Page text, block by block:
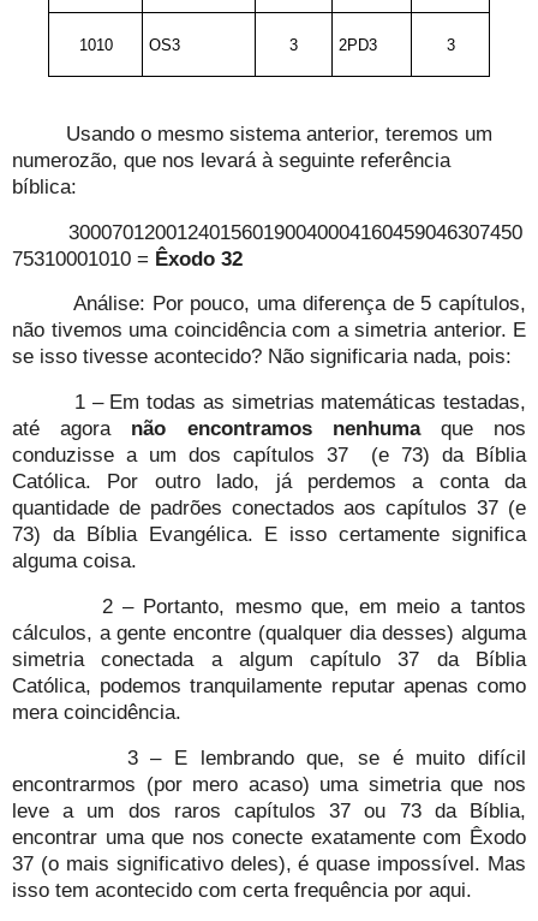
1010 OS3 3 2PD3 3
Usando o mesmo sistema anterior, teremos um
numerozão, que nos levará à seguinte referência
bíblica:
300070120012401560190040004160459046307450
75310001010 = Êxodo 32
Análise: Por pouco, uma diferença de 5 capítulos,
não tivemos uma coincidência com a simetria anterior. E
se isso tivesse acontecido? Não significaria nada, pois:
1 – Em todas as simetrias matemáticas testadas,
até agora não encontramos nenhumaque nos
conduzisse a um dos capítulos 37
(e 73) da Bíblia
Católica. Por outro lado, já perdemos a conta da
quantidade de padrões conectados aos capítulos 37 (e
73) da Bíblia Evangélica. E isso certamente significa
alguma coisa.
2 – Portanto, mesmo que, em meio a tantos
cálculos, a gente encontre (qualquer dia desses) alguma
simetria conectada a algum capítulo 37 da Bíblia
Católica, podemos tranquilamente reputar apenas como
mera coincidência.
3 – E lembrando que, se é muito difícil
encontrarmos (por mero acaso) uma simetria que nos
leve a um dos raros capítulos 37 ou 73 da Bíblia,
encontrar uma que nos conecte exatamente com Êxodo
37 (o mais significativo deles), é quase impossível. Mas
isso tem acontecido com certa frequência por aqui.